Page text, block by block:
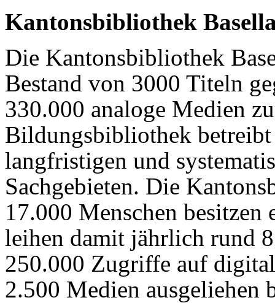
Kantonsbibliothek
Die Kantonsbibliothek
Bestand von 3000 Titeln
330.000 analoge Medien
Bildungsbibliothek
langfristigen und
Sachgebieten. Die
17.000 Menschen
leihen damit jährlich rund
250.000 Zugriffe auf
2.500 Medien ausgeliehen